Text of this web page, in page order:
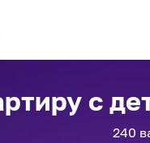
с
240